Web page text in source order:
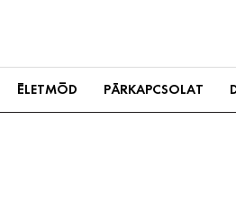
ÉLETMÓD PÁRKAPCSOLAT